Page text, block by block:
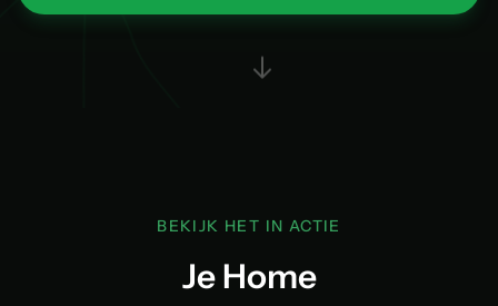
BEKIJK HET IN ACTIE
Je Home